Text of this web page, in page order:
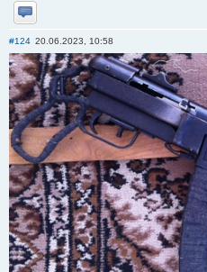
Отправить личное сообщение
#124 20.06.2023, 10:58